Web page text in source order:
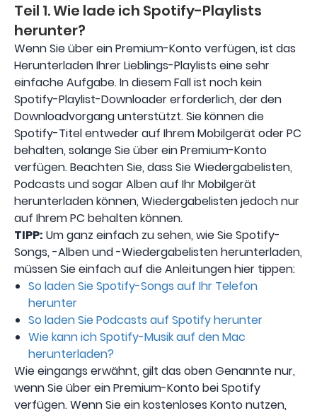
Teil 1. Wie lade ich Spotify-Playlists
herunter?
Wenn Sie über ein Premium-Konto verfügen, ist das
Herunterladen Ihrer Lieblings-Playlists eine sehr
einfache Aufgabe. In diesem Fall ist noch kein
Spotify-Playlist-Downloader erforderlich, der den
Downloadvorgang unterstützt. Sie können die
Spotify-Titel entweder auf Ihrem Mobilgerät oder PC
behalten, solange Sie über ein Premium-Konto
verfügen. Beachten Sie, dass Sie Wiedergabelisten,
Podcasts und sogar Alben auf Ihr Mobilgerät
herunterladen können, Wiedergabelisten jedoch nur
auf Ihrem PC behalten können.
TIPP: Um ganz einfach zu sehen, wie Sie Spotify-
Songs, -Alben und -Wiedergabelisten herunterladen,
müssen Sie einfach auf die Anleitungen hier tippen:
So laden Sie Spotify-Songs auf Ihr Telefon
herunter
So laden Sie Podcasts auf Spotify herunter
Wie kann ich Spotify-Musik auf den Mac
herunterladen?
Wie eingangs erwähnt, gilt das oben Genannte nur,
wenn Sie über ein Premium-Konto bei Spotify
verfügen. Wenn Sie ein kostenloses Konto nutzen,